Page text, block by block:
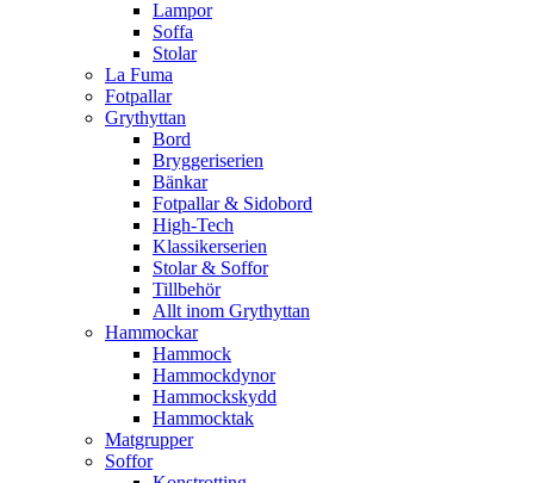
Lampor
Soffa
Stolar
La Fuma
Fotpallar
Grythyttan
Bord
Bryggeriserien
Bänkar
Fotpallar & Sidobord
High-Tech
Klassikerserien
Stolar & Soffor
Tillbehör
Allt inom Grythyttan
Hammockar
Hammock
Hammockdynor
Hammockskydd
Hammocktak
Matgrupper
Soffor